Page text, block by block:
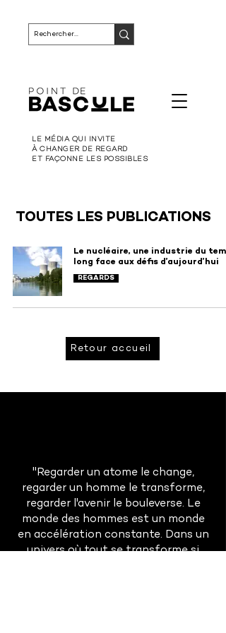
LE MÉDIA QUI INVITE
À CHANGER DE REGARD
ET FAÇONNE LES POSSIBLES
TOUTES LES PUBLICATIONS
Le nucléaire, une industrie du
long face aux défis d’aujourd’hui
REGARDS
Retour accueil
"Regarder un atome le change,
regarder un homme le transforme,
regarder l'avenir le bouleverse. Le
monde des hommes est un monde
en accélération constante. Dans un
univers où tout se transforme si